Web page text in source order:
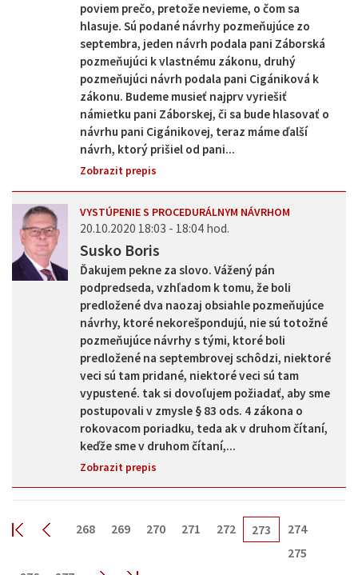
poviem prečo, pretože nevieme, o čom sa
hlasuje. Sú podané návrhy pozmeňujúce zo
septembra, jeden návrh podala pani Záborská
pozmeňujúci k vlastnému zákonu, druhý
pozmeňujúci návrh podala pani Cigániková k
zákonu. Budeme musieť najprv vyriešiť
námietku pani Záborskej, či sa bude hlasovať o
návrhu pani Cigánikovej, teraz máme ďalší
návrh, ktorý prišiel od pani...
Zobrazit prepis
VYSTÚPENIE S PROCEDURÁLNYM NÁVRHOM
20.10.2020 18:03 - 18:04 hod.
Susko Boris
Ďakujem pekne za slovo. Vážený pán
podpredseda, vzhľadom k tomu, že boli
predložené dva naozaj obsiahle pozmeňujúce
návrhy, ktoré nekorešpondujú, nie sú totožné
pozmeňujúce návrhy s tými, ktoré boli
predložené na septembrovej schôdzi, niektoré
veci sú tam pridané, niektoré veci sú tam
vypustené. tak si dovoľujem požiadať, aby sme
postupovali v zmysle § 83 ods. 4 zákona o
rokovacom poriadku, teda ak v druhom čítaní,
keďže sme v druhom čítaní,...
Zobrazit prepis
268 269 270 271 272 273
274
275